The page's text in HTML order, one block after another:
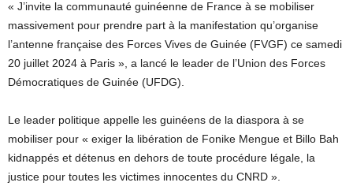
« J’invite la communauté guinéenne de France à se mobiliser
massivement pour prendre part à la manifestation qu’organise
l’antenne française des Forces Vives de Guinée (FVGF) ce samedi
20 juillet 2024 à Paris », a lancé le leader de l’Union des Forces
Démocratiques de Guinée (UFDG).
Le leader politique appelle les guinéens de la diaspora à se
mobiliser pour « exiger la libération de Fonike Mengue et Billo Bah
kidnappés et détenus en dehors de toute procédure légale, la
justice pour toutes les victimes innocentes du CNRD ».